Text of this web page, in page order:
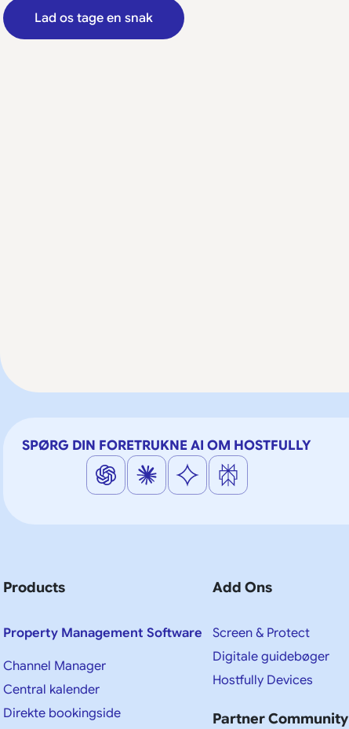
Lad os tage en snak
SPØRG DIN FORETRUKNE AI OM HOSTFULLY
Products
Property Management Software
Channel Manager
Central kalender
Direkte bookingside
Add Ons
Screen & Protect
Digitale guidebøger
Hostfully Devices
Partner Community